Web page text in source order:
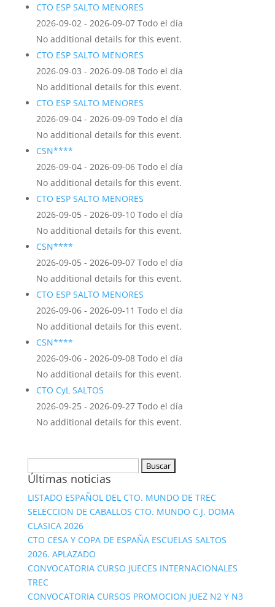
CTO ESP SALTO MENORES
2026-09-02 - 2026-09-07 Todo el día
No additional details for this event.
CTO ESP SALTO MENORES
2026-09-03 - 2026-09-08 Todo el día
No additional details for this event.
CTO ESP SALTO MENORES
2026-09-04 - 2026-09-09 Todo el día
No additional details for this event.
CSN****
2026-09-04 - 2026-09-06 Todo el día
No additional details for this event.
CTO ESP SALTO MENORES
2026-09-05 - 2026-09-10 Todo el día
No additional details for this event.
CSN****
2026-09-05 - 2026-09-07 Todo el día
No additional details for this event.
CTO ESP SALTO MENORES
2026-09-06 - 2026-09-11 Todo el día
No additional details for this event.
CSN****
2026-09-06 - 2026-09-08 Todo el día
No additional details for this event.
CTO CyL SALTOS
2026-09-25 - 2026-09-27 Todo el día
No additional details for this event.
Últimas noticias
LISTADO ESPAÑOL DEL CTO. MUNDO DE TREC
SELECCION DE CABALLOS CTO. MUNDO C.J. DOMA
CLASICA 2026
CTO CESA Y COPA DE ESPAÑA ESCUELAS SALTOS
2026. APLAZADO
CONVOCATORIA CURSO JUECES INTERNACIONALES
TREC
CONVOCATORIA CURSOS PROMOCION JUEZ N2 Y N3